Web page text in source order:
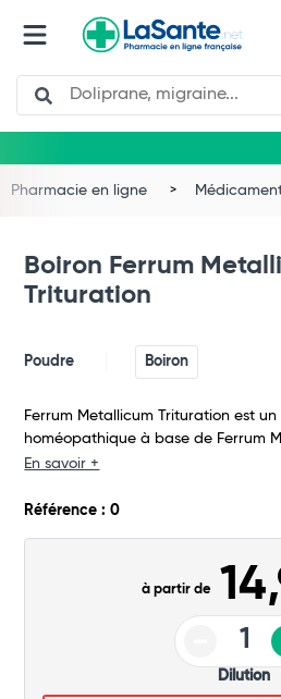
Search
Total
Pharmacie en ligne
Boiron Ferrum
Trituration
Poudre Boiron
Ferrum Metallicum Trituration est
homéopathique à base de Ferrum
En savoir +
Référence : 0
à partir de
Dilution